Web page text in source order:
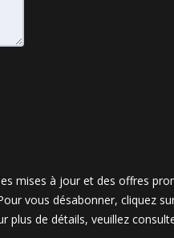
mises à jour et des offres
vous désabonner, cliquez
plus de détails, veuillez